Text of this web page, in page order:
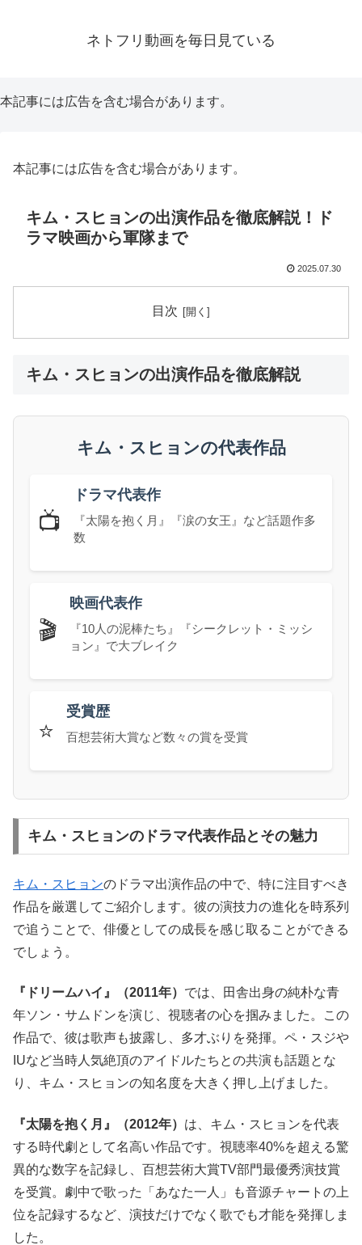
ネトフリ動画を毎日見ている
本記事には広告を含む場合があります。
本記事には広告を含む場合があります。
キム・スヒョンの出演作品を徹底解説！ド
ラマ映画から軍隊まで
2025.07.30
目次
キム・スヒョンの出演作品を徹底解説
キム・スヒョンの代表作品
📺
ドラマ代表作
『太陽を抱く月』『涙の女王』など話題作多
数
🎬
映画代表作
『10人の泥棒たち』『シークレット・ミッシ
ョン』で大ブレイク
⭐
受賞歴
百想芸術大賞など数々の賞を受賞
キム・スヒョンのドラマ代表作品とその魅力
キム・スヒョンのドラマ出演作品の中で、特に注目すべき
作品を厳選してご紹介します。彼の演技力の進化を時系列
で追うことで、俳優としての成長を感じ取ることができる
でしょう。
『ドリームハイ』（2011年） では、田舎出身の純朴な青
年ソン・サムドンを演じ、視聴者の心を掴みました。この
作品で、彼は歌声も披露し、多才ぶりを発揮。ペ・スジや
IUなど当時人気絶頂のアイドルたちとの共演も話題とな
り、キム・スヒョンの知名度を大きく押し上げました。
『太陽を抱く月』（2012年） は、キム・スヒョンを代表
する時代劇として名高い作品です。視聴率40%を超える驚
異的な数字を記録し、百想芸術大賞TV部門最優秀演技賞
を受賞。劇中で歌った「あなた一人」も音源チャートの上
位を記録するなど、演技だけでなく歌でも才能を発揮しま
した。